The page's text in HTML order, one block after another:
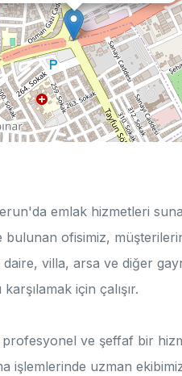
emlak hizmetleri
bulunan ofisimiz,
daire, villa, arsa ve diğer
için çalışır.
ve şeffaf bir
işlemlerinde uzman